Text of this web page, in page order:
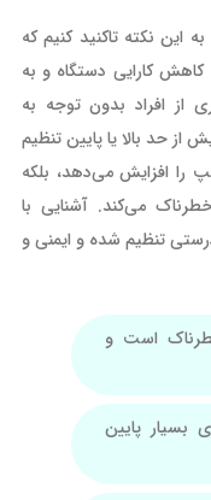
این نکته تاکنید کنیم که
کارایی دستگاه و به
از افراد بدون توجه به
از حد بالا یا پایین تنظیم
را افزایش می‌دهد، بلکه
می‌کند. آشنایی با
تنظیم شده و ایمنی و
است و
بسیار پایین